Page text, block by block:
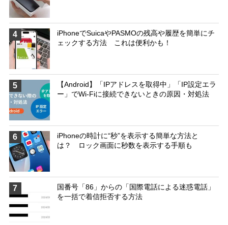
4
iPhoneでSuicaやPASMOの残高や履歴を簡単にチ
ェックする方法 これは便利かも！
5
【Android】「IPアドレスを取得中」「IP設定エラ
ー」でWi-Fiに接続できないときの原因・対処法
6
iPhoneの時計に“秒”を表示する簡単な方法と
は？ ロック画面に秒数を表示する手順も
7
国番号「86」からの「国際電話による迷惑電話」
を一括で着信拒否する方法